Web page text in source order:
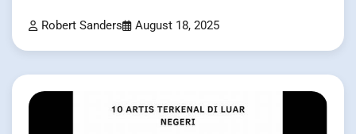
Robert Sanders August 18, 2025